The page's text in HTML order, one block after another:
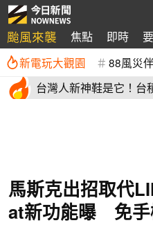
颱風來襲 焦點 即時
新電玩大觀園 88風災
台灣人新神鞋是它！
馬斯克出招取代
at新功能曝 免手